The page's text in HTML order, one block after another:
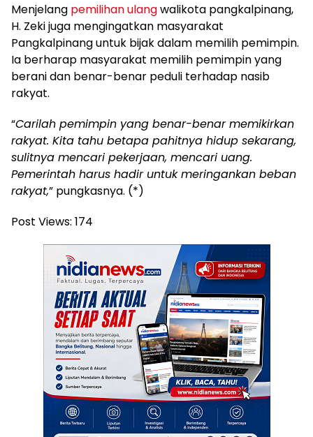
Menjelang pemilihan ulangwalikota pangkalpinang,
H. Zeki juga mengingatkan masyarakat
Pangkalpinang untuk bijak dalam memilih pemimpin.
Ia berharap masyarakat memilih pemimpin yang
berani dan benar-benar peduli terhadap nasib
rakyat.
“Carilah pemimpin yang benar-benar memikirkan
rakyat. Kita tahu betapa pahitnya hidup sekarang,
sulitnya mencari pekerjaan, mencari uang.
Pemerintah harus hadir untuk meringankan beban
rakyat,” pungkasnya. (*)
Post Views: 174